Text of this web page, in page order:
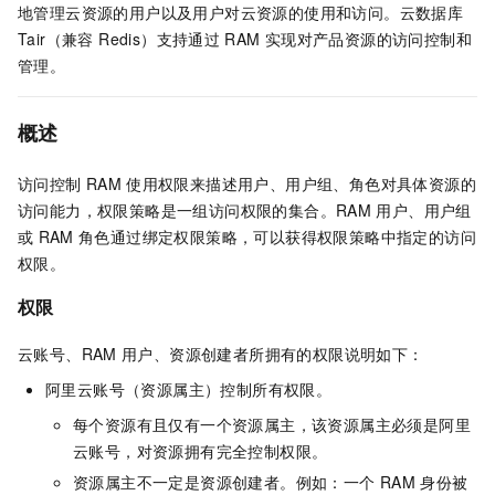
地管理云资源的用户以及用户对云资源的使用和访问。 云数据库
Tair（兼容 Redis） 支持通过 RAM 实现对产品资源的访问控制和
管理。
概述
访问控制 RAM 使用权限来描述用户、用户组、角色对具体资源的
访问能力，权限策略是一组访问权限的集合。RAM 用户、用户组
或 RAM 角色通过绑定权限策略，可以获得权限策略中指定的访问
权限。
权限
云账号、 RAM 用户、资源创建者所拥有的权限说明如下：
阿里云账号（资源属主）控制所有权限。
每个资源有且仅有一个资源属主，该资源属主必须是阿里
云账号，对资源拥有完全控制权限。
资源属主不一定是资源创建者。例如：一个 RAM 身份被